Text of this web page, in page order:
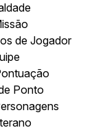
de Jogador
Ponto